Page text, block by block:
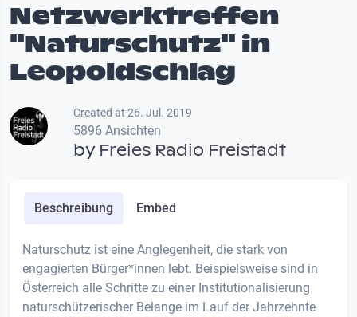
Netzwerktreffen
"Naturschutz" in
Leopoldschlag
Created at 26. Jul. 2019
5896 Ansichten
by Freies Radio Freistadt
Beschreibung Embed
Naturschutz ist eine Anglegenheit, die stark von
engagierten Bürger*innen lebt. Beispielsweise sind in
Österreich alle Schritte zu einer Institutionalisierung
naturschützerischer Belange im Lauf der Jahrzehnte